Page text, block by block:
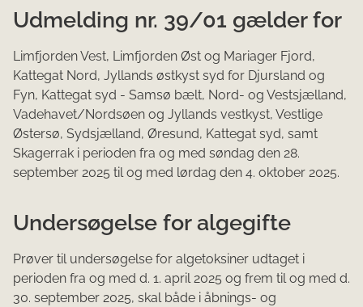
Udmelding nr. 39/01 gælder for
Limfjorden Vest, Limfjorden Øst og Mariager Fjord,
Kattegat Nord, Jyllands østkyst syd for Djursland og
Fyn, Kattegat syd - Samsø bælt, Nord- og Vestsjælland,
Vadehavet/Nordsøen og Jyllands vestkyst, Vestlige
Østersø, Sydsjælland, Øresund, Kattegat syd, samt
Skagerrak i perioden fra og med søndag den 28.
september 2025 til og med lørdag den 4. oktober 2025.
Undersøgelse for algegifte
Prøver til undersøgelse for algetoksiner udtaget i
perioden fra og med d. 1. april 2025 og frem til og med d.
30. september 2025, skal både i åbnings- og